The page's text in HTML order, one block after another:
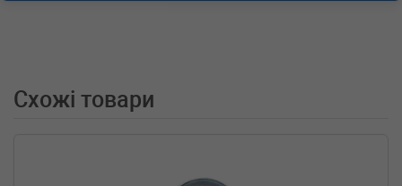
Схожі товари